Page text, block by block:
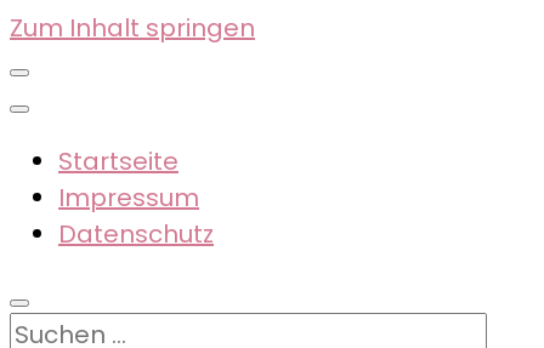
Zum Inhalt springen
Startseite
Impressum
Datenschutz
Suchen